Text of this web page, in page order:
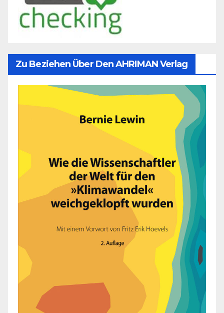
Zu Beziehen Über Den AHRIMAN Verlag